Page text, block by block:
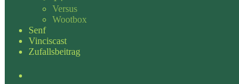
Versus
Wootbox
Senf
Vinciscast
Zufallsbeitrag